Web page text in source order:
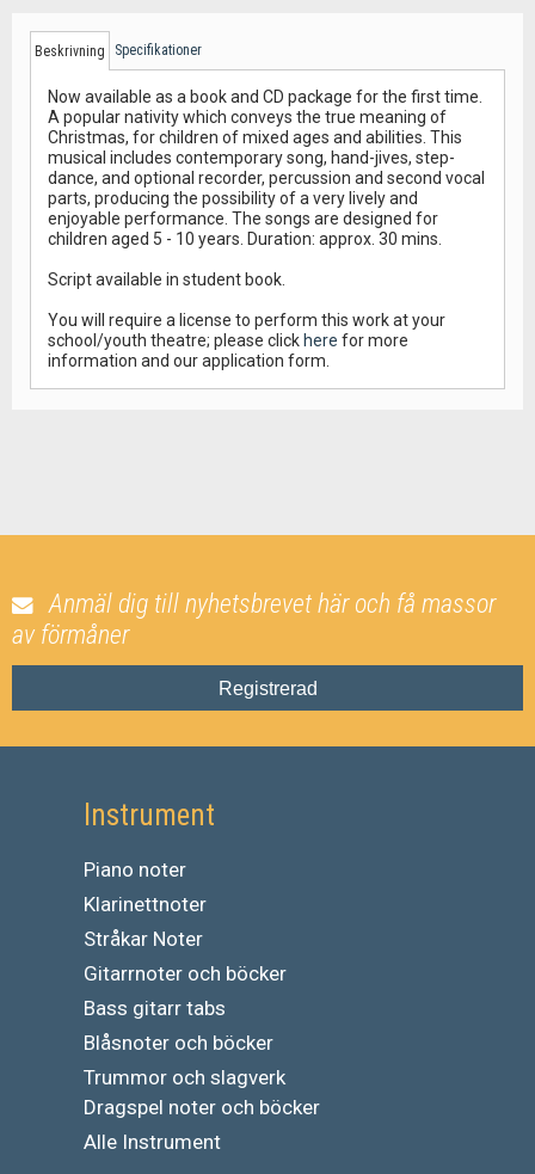
Beskrivning Specifikationer
Now available as a book and CD package for the first time.
A popular nativity which conveys the true meaning of
Christmas, for children of mixed ages and abilities. This
musical includes contemporary song, hand-jives, step-
dance, and optional recorder, percussion and second vocal
parts, producing the possibility of a very lively and
enjoyable performance. The songs are designed for
children aged 5 - 10 years. Duration: approx. 30 mins.
Script available in student book.
You will require a license to perform this work at your
school/youth theatre; please click here for more
information and our application form.
Anmäl dig till nyhetsbrevet här och få massor
av förmåner
Registrerad
Instrument
Piano noter
Klarinettnoter
Stråkar Noter
Gitarrnoter och böcker
Bass gitarr tabs
Blåsnoter och böcker
Trummor och slagverk
Dragspel noter och böcker
Alle Instrument